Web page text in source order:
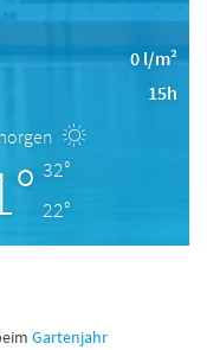
0 l/m²
15h
32°
22°
Gartenjahr